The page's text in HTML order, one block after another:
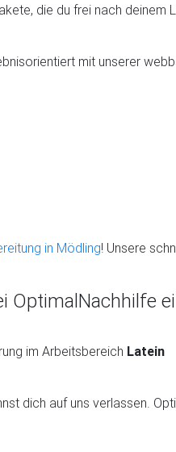
die du frei nach deinem
mit unserer
in Mödling! Unsere
OptimalNachhilfe
im Arbeitsbereich Latein
dich auf uns verlassen.